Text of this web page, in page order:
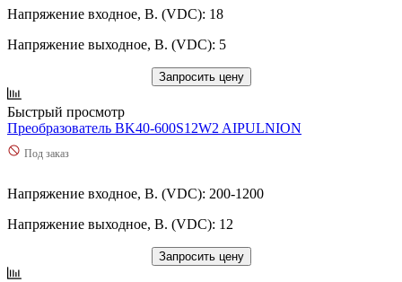
Напряжение входное, В. (VDC): 18
Напряжение выходное, В. (VDC): 5
Запросить цену
Быстрый просмотр
Преобразователь BK40-600S12W2 AIPULNION
Под заказ
Напряжение входное, В. (VDC): 200-1200
Напряжение выходное, В. (VDC): 12
Запросить цену